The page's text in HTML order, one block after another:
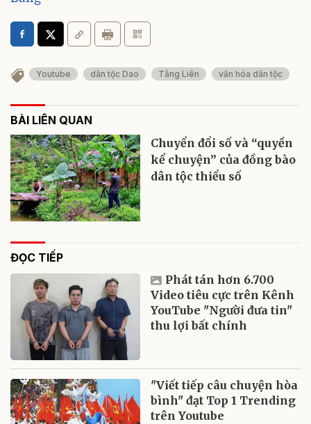
Youtube dân tộc Dao Tằng Liên văn hóa dân tộc
BÀI LIÊN QUAN
Chuyển đổi số và “quyền
kể chuyện” của đồng bào
dân tộc thiểu số
ĐỌC TIẾP
Phát tán hơn 6.700
Video tiêu cực trên Kênh
YouTube "Người đưa tin"
thu lợi bất chính
"Viết tiếp câu chuyện hòa
bình" đạt Top 1 Trending
trên Youtube